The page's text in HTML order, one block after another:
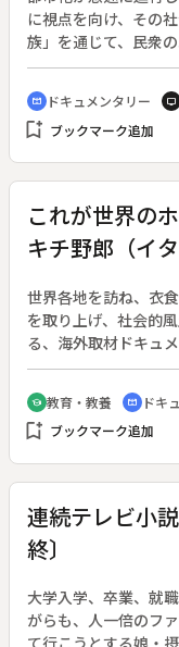
に視点を向け、その
族」を通じて、民衆
起こすドキュメンタ
は九州第一の都市、
年前からひっそりと
農村から出稼ぎにき
の朝は早く、人々が
この部隊には九大卒
な夢を抱え、自ら志
朝７時、部隊が出発
日７０ｋｍを歩くこ
た販売員は本部へ補
なく、また歩きはじ
間労働に勤しむので
午前０時を回ってい
cinematic_blur ドキュメンタリー tv
bookmark_add ブックマーク追加
これが世界の
キチ野郎（イタ
世界各地を訪ね、衣
を取り上げ、社会的
る、海外取材ドキュ
（１９６９年１０月
回）◆今回の主役は
ち。イタリアでは、
デザイン性を重視し
車修理工場で働く青
情熱を注ぐイタリア
school 教育・教養 cinematic_blur ドキ
bookmark_add ブックマーク追加
連続テレビ小
終〕
大学入学、卒業、就
がらも、人一倍のフ